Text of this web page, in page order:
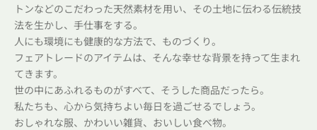
トンなどのこだわった天然素材を用い、その土地に伝わる伝統技
法を生かし、手仕事をする。
人にも環境にも健康的な方法で、ものづくり。
フェアトレードのアイテムは、そんな幸せな背景を持って生まれ
てきます。
世の中にあふれるものがすべて、そうした商品だったら。
私たちも、心から気持ちよい毎日を過ごせるでしょう。
おしゃれな服、かわいい雑貨、おいしい食べ物。